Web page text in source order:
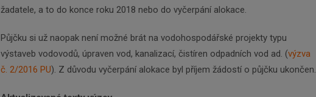
žadatele, a to do konce roku 2018 nebo do vyčerpání alokace.
Půjčku si už naopak není možné brát na vodohospodářské projekty typu
výstaveb vodovodů, úpraven vod, kanalizací, čistíren odpadních vod ad. (výzva
č. 2/2016 PU). Z důvodu vyčerpání alokace byl příjem žádostí o půjčku ukončen.